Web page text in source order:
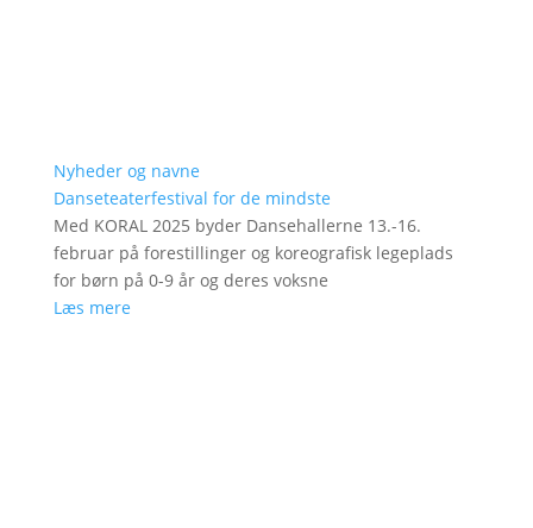
Nyheder og navne
Danseteaterfestival for de mindste
Med KORAL 2025 byder Dansehallerne 13.-16.
februar på forestillinger og koreografisk legeplads
for børn på 0-9 år og deres voksne
Læs mere